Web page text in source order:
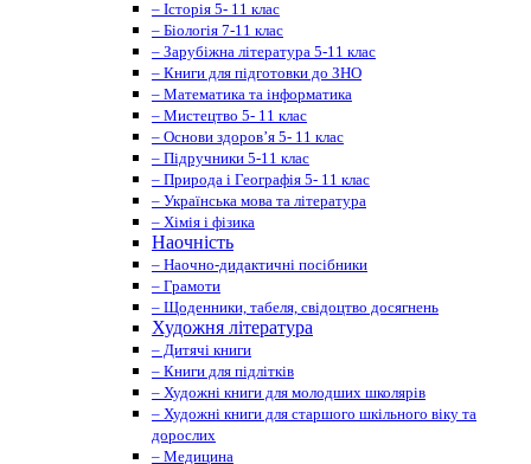
– Історія 5- 11 клас
– Біологія 7-11 клас
– Зарубіжна література 5-11 клас
– Книги для підготовки до ЗНО
– Математика та інформатика
– Мистецтво 5- 11 клас
– Основи здоров’я 5- 11 клас
– Підручники 5-11 клас
– Природа і Географія 5- 11 клас
– Українська мова та література
– Хімія і фізика
Наочність
– Наочно-дидактичні посібники
– Грамоти
– Щоденники, табеля, свідоцтво досягнень
Художня література
– Дитячі книги
– Книги для підлітків
– Художні книги для молодших школярів
– Художні книги для старшого шкільного віку та
дорослих
– Медицина